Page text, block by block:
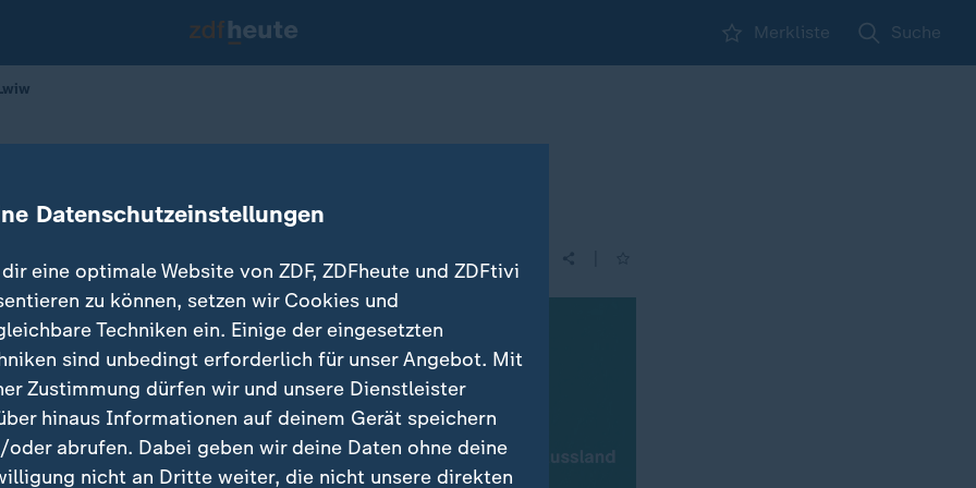
Merkliste Suche
in Kiew und Lwiw
Datenschutzeinstellungen
eine optimale Website von ZDF, ZDFheute und ZDFtivi
zu können, setzen wir Cookies und
Techniken ein. Einige der eingesetzten
sind unbedingt erforderlich für unser Angebot. Mit
Zustimmung dürfen wir und unsere Dienstleister
hinaus Informationen auf deinem Gerät speichern
oder abrufen. Dabei geben wir deine Daten ohne deine
nicht an Dritte weiter, die nicht unsere direkten